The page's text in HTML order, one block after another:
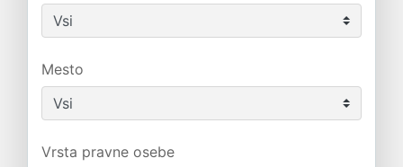
Mesto
Vrsta pravne osebe